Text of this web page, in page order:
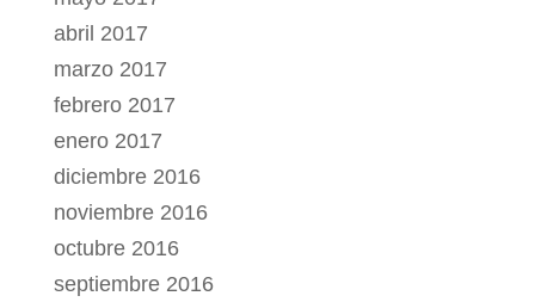
abril 2017
marzo 2017
febrero 2017
enero 2017
diciembre 2016
noviembre 2016
octubre 2016
septiembre 2016